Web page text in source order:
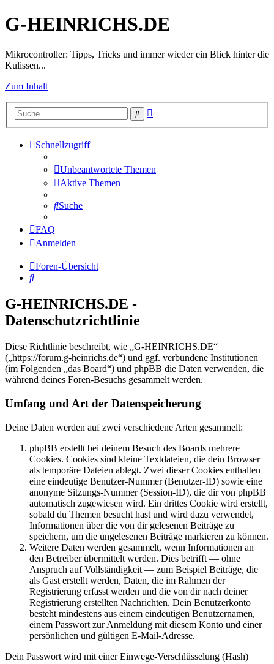
G-HEINRICHS.DE
Mikrocontroller: Tipps, Tricks und immer wieder ein Blick hinter die
Kulissen...
Zum Inhalt
Suche
Schnellzugriff
Unbeantwortete Themen
Aktive Themen
Suche
FAQ
Anmelden
Foren-Übersicht
Suche
G-HEINRICHS.DE -
Datenschutzrichtlinie
Diese Richtlinie beschreibt, wie „G-HEINRICHS.DE“
(„https://forum.g-heinrichs.de“) und ggf. verbundene Institutionen
(im Folgenden „das Board“) und phpBB die Daten verwenden, die
während deines Foren-Besuchs gesammelt werden.
Umfang und Art der Datenspeicherung
Deine Daten werden auf zwei verschiedene Arten gesammelt:
phpBB erstellt bei deinem Besuch des Boards mehrere
Cookies. Cookies sind kleine Textdateien, die dein Browser
als temporäre Dateien ablegt. Zwei dieser Cookies enthalten
eine eindeutige Benutzer-Nummer (Benutzer-ID) sowie eine
anonyme Sitzungs-Nummer (Session-ID), die dir von phpBB
automatisch zugewiesen wird. Ein drittes Cookie wird erstellt,
sobald du Themen besucht hast und wird dazu verwendet,
Informationen über die von dir gelesenen Beiträge zu
speichern, um die ungelesenen Beiträge markieren zu können.
Weitere Daten werden gesammelt, wenn Informationen an
den Betreiber übermittelt werden. Dies betrifft — ohne
Anspruch auf Vollständigkeit — zum Beispiel Beiträge, die
als Gast erstellt werden, Daten, die im Rahmen der
Registrierung erfasst werden und die von dir nach deiner
Registrierung erstellten Nachrichten. Dein Benutzerkonto
besteht mindestens aus einem eindeutigen Benutzernamen,
einem Passwort zur Anmeldung mit diesem Konto und einer
persönlichen und gültigen E-Mail-Adresse.
Dein Passwort wird mit einer Einwege-Verschlüsselung (Hash)